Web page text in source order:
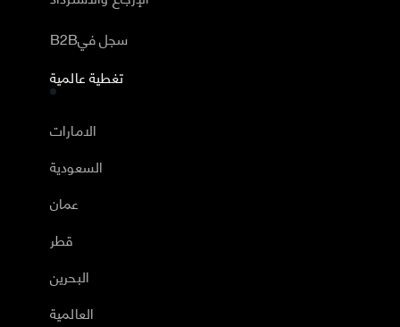
B2Bسجل في
تغطية عالمية
الامارات
السعودية
عمان
قطر
البحرين
العالمية